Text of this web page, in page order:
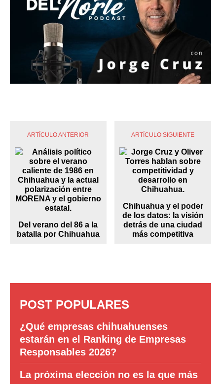
ARTÍCULO ANTERIOR
Del verano del 86 a la
batalla por Chihuahua
ARTÍCULO SIGUIENTE
Chihuahua y el poder
de los datos: la visión
detrás de una ciudad
más competitiva
POST POPULARES
¿Qué empresas chihuahuenses
estarán en el Ranking de Empresas
Responsables 2026?
La próxima elección no es la que más